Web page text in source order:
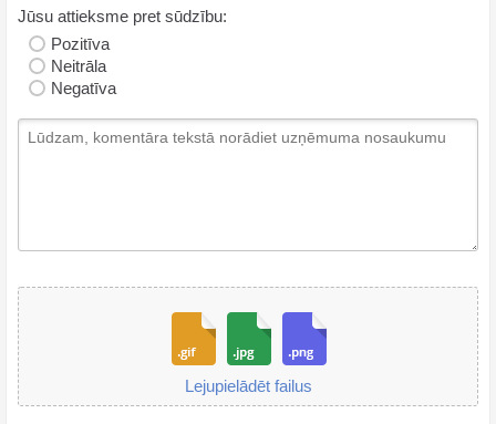
Jūsu attieksme pret sūdzību:
Pozitīva
Neitrāla
Negatīva
Lejupielādēt failus